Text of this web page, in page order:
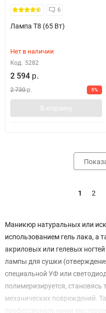
6
Лампа T8 (65 Вт)
Нет в наличии
Код: 5282
2 594 р.
2 730 р. 5%
В корзину
1 2
Маникюр натуральных или
использованием гель лака, а
акриловых или гелевых
лампы для сушки
специальной УФ или
полимеризируется,
механических повреждений.
профессиональными